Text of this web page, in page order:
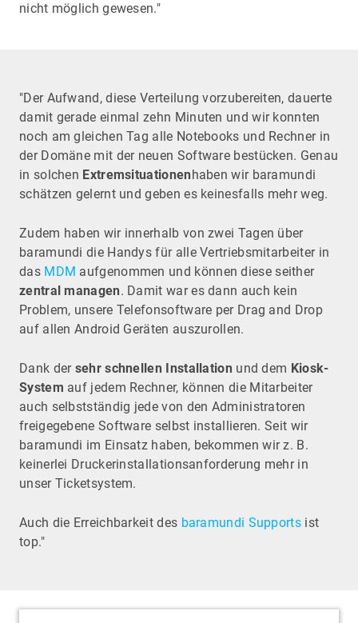
nicht möglich gewesen."
"Der Aufwand, diese Verteilung vorzubereiten, dauerte
damit gerade einmal zehn Minuten und wir konnten
noch am gleichen Tag alle Notebooks und Rechner in
der Domäne mit der neuen Software bestücken. Genau
in solchen Extremsituationenhaben wir baramundi
schätzen gelernt und geben es keinesfalls mehr weg.
Zudem haben wir innerhalb von zwei Tagen über
baramundi die Handys für alle Vertriebsmitarbeiter in
das MDM aufgenommen und können diese seither
zentral managen. Damit war es dann auch kein
Problem, unsere Telefonsoftware per Drag and Drop
auf allen Android Geräten auszurollen.
Dank der sehr schnellen Installation und dem Kiosk-
System auf jedem Rechner, können die Mitarbeiter
auch selbstständig jede von den Administratoren
freigegebene Software selbst installieren. Seit wir
baramundi im Einsatz haben, bekommen wir z. B.
keinerlei Druckerinstallationsanforderung mehr in
unser Ticketsystem.
Auch die Erreichbarkeit des baramundi Supports ist
top."